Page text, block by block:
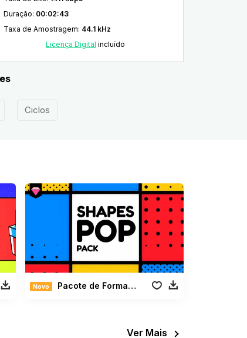
Duração: 00:02:43
Taxa de Amostragem: 44.1 kHz
Licença Digital incluído
Ciclos
Novo Pacote de Formas Pop
Ver Mais